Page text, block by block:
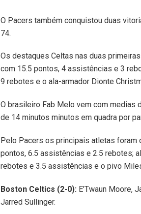
O Pacers também conquistou duas
74.
Os destaques Celtas nas duas
com 15.5 pontos, 4 assistências e 3
9 rebotes e o ala-armador Dionte
O brasileiro Fab Melo vem com medias
de 14 minutos minutos em quadra por
Pelo Pacers os principais atletas foram
pontos, 6.5 assistências e 2.5 rebotes;
rebotes e 3.5 assistências e o pivo
Boston Celtics (2-0): E’Twaun Moore,
Jarred Sullinger.